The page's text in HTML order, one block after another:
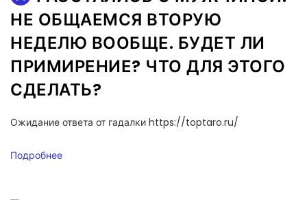
НЕ ОБЩАЕМСЯ ВТОРУЮ
НЕДЕЛЮ ВООБЩЕ. БУДЕТ ЛИ
ПРИМИРЕНИЕ? ЧТО ДЛЯ ЭТОГО
СДЕЛАТЬ?
Ожидание ответа от гадалки https://toptaro.ru/
Подробнее